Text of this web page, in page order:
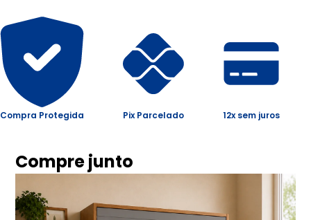
Compra Protegida Pix Parcelado 12x sem juros
Compre junto